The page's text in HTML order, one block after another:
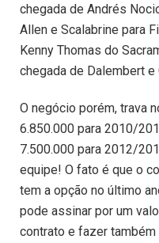
chegada de Andrés
Allen e Scalabrine para
Kenny Thomas do
chegada de Dalembert
O negócio porém, trava
6.850.000 para 2010/
7.500.000 para 2012/
equipe! O fato é que o
tem a opção no último
pode assinar por um
contrato e fazer